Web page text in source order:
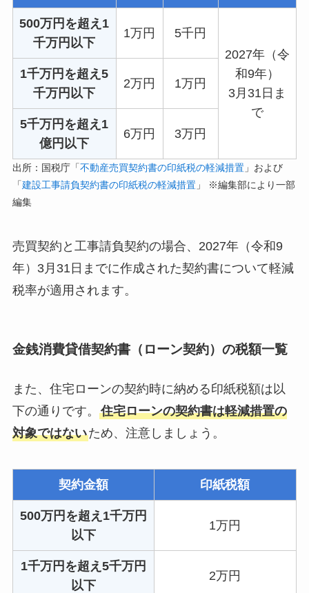
500万円を超え1
千万円以下
1万円
5千円
2027年（令
和9年）
3月31日ま
で
1千万円を超え5
千万円以下
2万円 1万円
5千万円を超え1
億円以下
6万円 3万円
出所：国税庁「不動産売買契約書の印紙税の軽減措置」および
「建設工事請負契約書の印紙税の軽減措置」 ※編集部により一部
編集
売買契約と工事請負契約の場合、2027年（令和9
年）3月31日までに作成された契約書について軽減
税率が適用されます。
金銭消費貸借契約書（ローン契約）の税額一覧
また、住宅ローンの契約時に納める印紙税額は以
下の通りです。 住宅ローンの契約書は軽減措置の
対象ではないため、注意しましょう。
契約金額 印紙税額
500万円を超え1千万円
以下
1万円
1千万円を超え5千万円
以下
2万円